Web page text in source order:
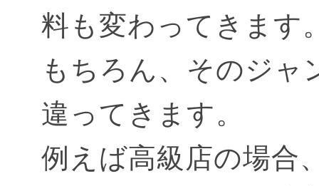
料も変わってきます
もちろん、そのジャ
違ってきます。
例えば高級店の場合